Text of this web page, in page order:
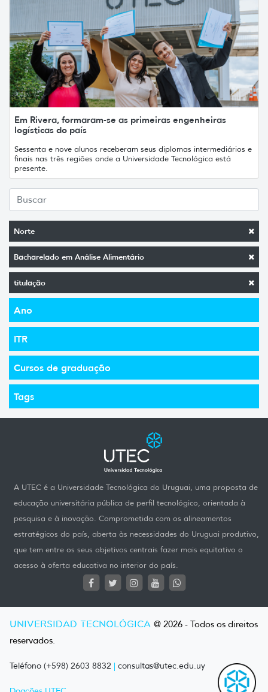
Norte
Bacharelado em Análise Alimentário
titulação
Ano
ITR
Cursos de graduação
Tags
Em Rivera, formaram-se as primeiras engenheiras
logísticas do país
Sessenta e nove alunos receberam seus diplomas intermediários e
finais nas três regiões onde a Universidade Tecnológica está
presente.
A UTEC é a Universidade Tecnológica do Uruguai, uma proposta de
educação universitária pública de perfil tecnológico, orientada à
pesquisa e à inovação. Comprometida com os alineamentos
estratégicos do país, aberta às necessidades do Uruguai produtivo,
que tem entre os seus objetivos centrais fazer mais equitativo o
acesso à oferta educativa no interior do país.
UNIVERSIDAD TECNOLÓGICA @ 2026 - Todos os direitos
reservados.
Teléfono (+598) 2603 8832 | consultas@utec.edu.uy